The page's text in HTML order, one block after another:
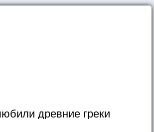
древние греки